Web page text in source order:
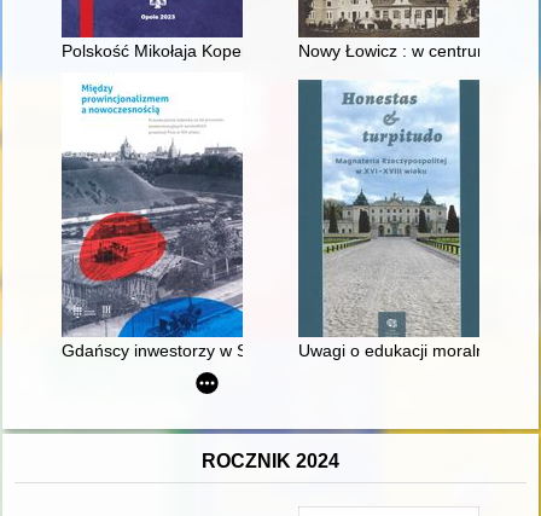
Polskość Mikołaja Kopernika z rodu ŚlązakaNowy Łowicz : w centrum
Gdańscy inwestorzy w Sopocie : prestiż finansowy i
Uwagi o edukacji moralnej
ROCZNIK 2024